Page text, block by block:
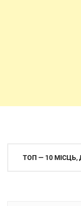
Навігація
ТОП — 10 МІСЦЬ,